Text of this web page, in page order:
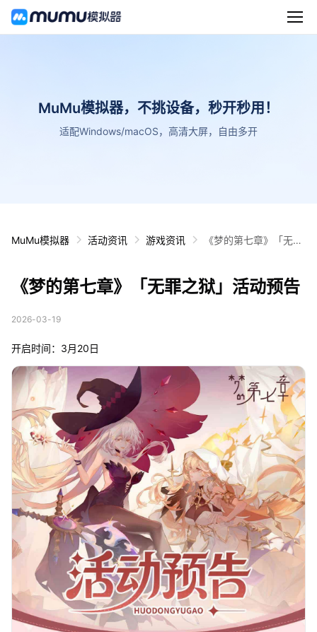
MuMu模拟器，不挑设备，秒开秒用！
适配Windows/macOS，高清大屏，自由多开
MuMu模拟器 活动资讯 游戏资讯
《梦的第七章》「无罪
《梦的第七章》「无罪之狱」活动预告
2026-03-19
开启时间：3月20日